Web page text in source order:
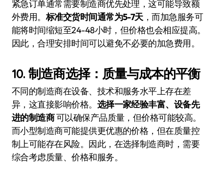
紧急订单通常需要制造商优先处理，这可能导致额
外费用。标准交货时间通常为5-7天，而加急服务可
能将时间缩短至24-48小时，但价格也会相应提高。
因此，合理安排时间可以避免不必要的加急费用。
10.制造商选择：质量与成本的平衡
不同的制造商在设备、技术和服务水平上存在差
异，这直接影响价格。 选择一家经验丰富、设备先
进的制造商可以确保产品质量，但价格可能较高。
而小型制造商可能提供更优惠的价格，但在质量控
制上可能存在风险。因此，在选择制造商时，需要
综合考虑质量、价格和服务。